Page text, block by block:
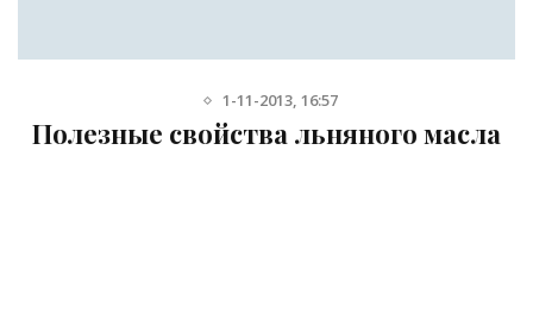
9-01-2016, 15:10
Продукты для ума